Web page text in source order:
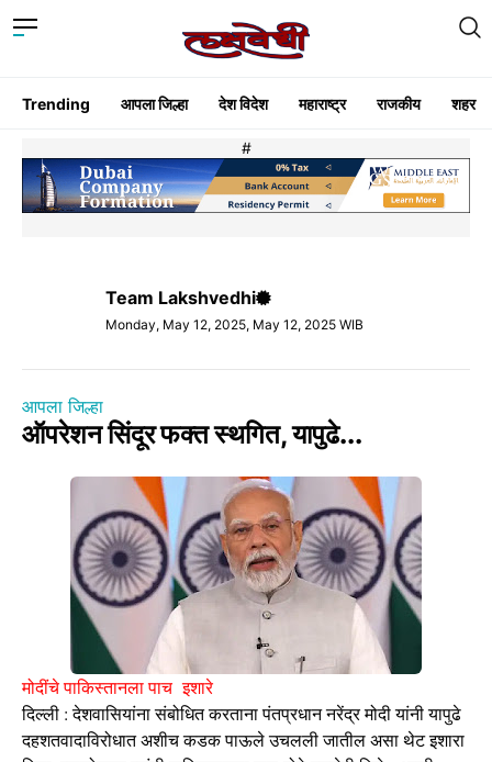
Trending आपला जिल्हा देश विदेश महाराष्ट्र राजकीय शहर
#
Team Lakshvedhi
Monday, May 12, 2025, May 12, 2025 WIB
आपला जिल्हा
ऑपरेशन सिंदूर फक्त स्थगित, यापुढे...
मोदींचे पाकिस्तानला पाच इशारे
दिल्ली : देशवासियांना संबोधित करताना पंतप्रधान नरेंद्र मोदी यांनी यापुढे
दहशतवादाविरोधात अशीच कडक पाऊले उचलली जातील असा थेट इशारा